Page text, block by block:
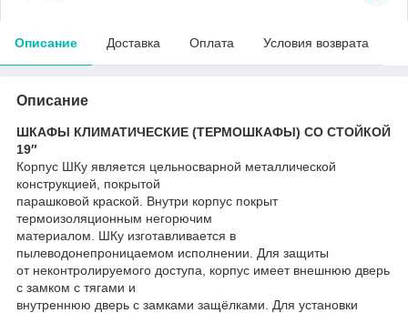
Описание Доставка Оплата Условия возврата
Описание
ШКАФЫ КЛИМАТИЧЕСКИЕ (ТЕРМОШКАФЫ) СО СТОЙКОЙ
19″
Корпус ШКу является цельносварной металлической
конструкцией, покрытой
парашковой краской. Внутри корпус покрыт
термоизоляционным негорючим
материалом. ШКу изготавливается в
пылеводонепроницаемом исполнении. Для защиты
от неконтролируемого доступа, корпус имеет внешнюю дверь
с замком с тягами и
внутреннюю дверь с замками защёлками. Для установки